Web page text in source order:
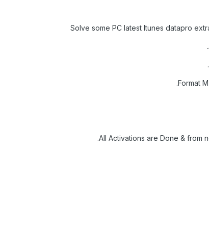
Solve some PC latest Itunes datapro
Format
All Activations are Done & from